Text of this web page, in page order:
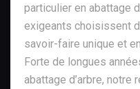
particulier en abattage
exigeants choisissent
savoir-faire unique et
Forte de longues
abattage d’arbre, notre